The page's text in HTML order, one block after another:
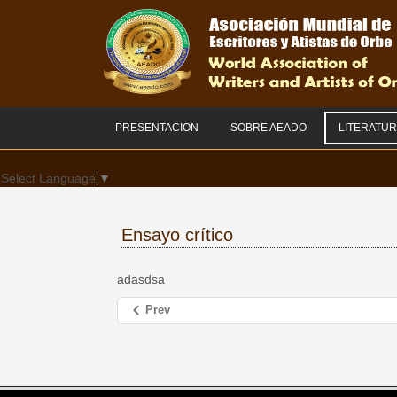
PRESENTACION SOBRE AEADO
Select Language ▼
Ensayo crítico
adasdsa
Prev